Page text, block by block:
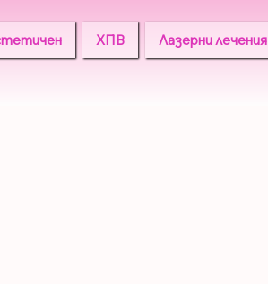
ХПВ Лазерни лечения